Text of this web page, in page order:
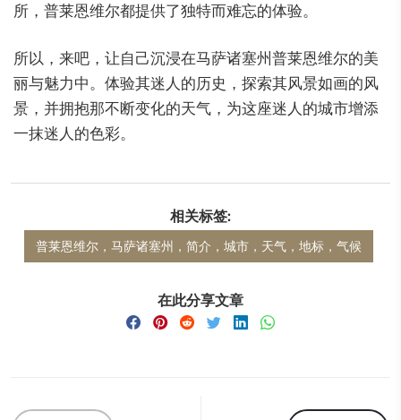
所，普莱恩维尔都提供了独特而难忘的体验。
所以，来吧，让自己沉浸在马萨诸塞州普莱恩维尔的美
丽与魅力中。体验其迷人的历史，探索其风景如画的风
景，并拥抱那不断变化的天气，为这座迷人的城市增添
一抹迷人的色彩。
相关标签:
普莱恩维尔，马萨诸塞州，简介，城市，天气，地标，气候
在此分享文章